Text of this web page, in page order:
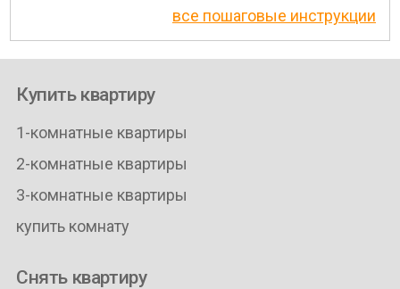
все пошаговые инструкции
Купить квартиру
1-комнатные квартиры
2-комнатные квартиры
3-комнатные квартиры
купить комнату
Снять квартиру